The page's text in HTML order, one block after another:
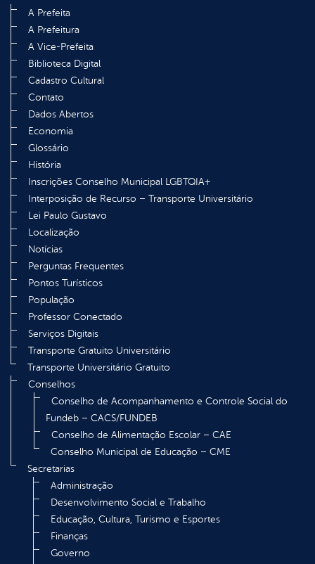
A Prefeita
A Prefeitura
A Vice-Prefeita
Biblioteca Digital
Cadastro Cultural
Contato
Dados Abertos
Economia
Glossário
História
Inscrições Conselho Municipal LGBTQIA+
Interposição de Recurso – Transporte Universitário
Lei Paulo Gustavo
Localização
Notícias
Perguntas Frequentes
Pontos Turísticos
População
Professor Conectado
Serviços Digitais
Transporte Gratuito Universitário
Transporte Universitário Gratuito
Conselhos
Conselho de Acompanhamento e Controle Social do
Fundeb – CACS/FUNDEB
Conselho de Alimentação Escolar – CAE
Conselho Municipal de Educação – CME
Secretarias
Administração
Desenvolvimento Social e Trabalho
Educação, Cultura, Turismo e Esportes
Finanças
Governo